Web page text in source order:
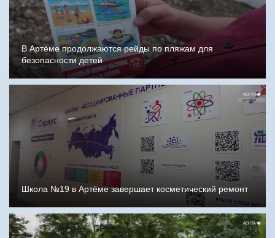
В Артёме продолжаются рейды по пляжам для
безопасности детей
Школа №19 в Артёме завершает косметический ремонт